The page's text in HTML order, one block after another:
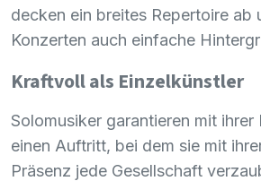
decken ein breites Repertoire ab
Konzerten auch einfache
Kraftvoll als Einzelkünstler
Solomusiker garantieren mit
einen Auftritt, bei dem sie mit
Präsenz jede Gesellschaft